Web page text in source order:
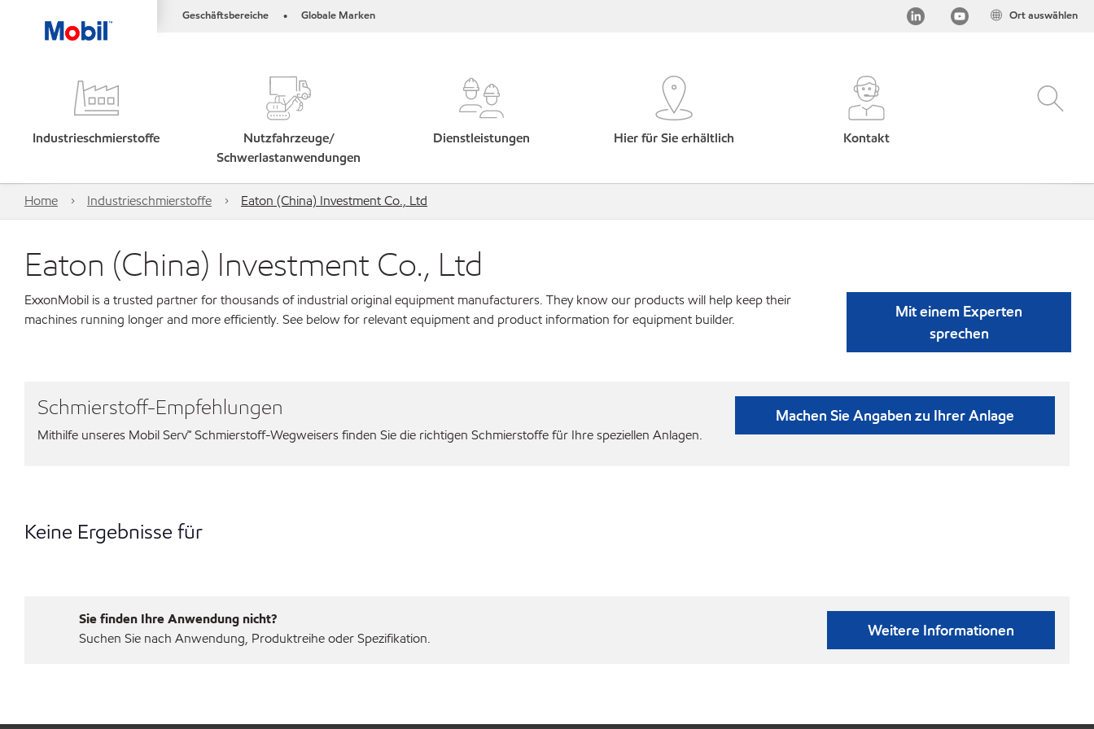
Geschäftsbereiche • Globale Marken Ort auswählen
Industrieschmierstoffe
Nutzfahrzeuge/
Schwerlastanwendungen
Dienstleistungen Hier für Sie erhältlich Kontakt
Home Industrieschmierstoffe Eaton (China) Investment Co., Ltd
Eaton (China) Investment Co., Ltd
ExxonMobil is a trusted partner for thousands of industrial original equipment manufacturers. They know our products will help keep their
machines running longer and more efficiently. See below for relevant equipment and product information for equipment builder.
Mit einem Experten
sprechen
Schmierstoff-Empfehlungen
Mithilfe unseres Mobil Serv℠ Schmierstoff-Wegweisers finden Sie die richtigen Schmierstoffe für Ihre speziellen Anlagen.
Machen Sie Angaben zu Ihrer Anlage
Keine Ergebnisse für
Sie finden Ihre Anwendung nicht?
Suchen Sie nach Anwendung, Produktreihe oder Spezifikation.
Weitere Informationen